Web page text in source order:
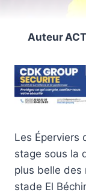
Auteur
Les Éperviers
stage sous la
plus belle des
stade El